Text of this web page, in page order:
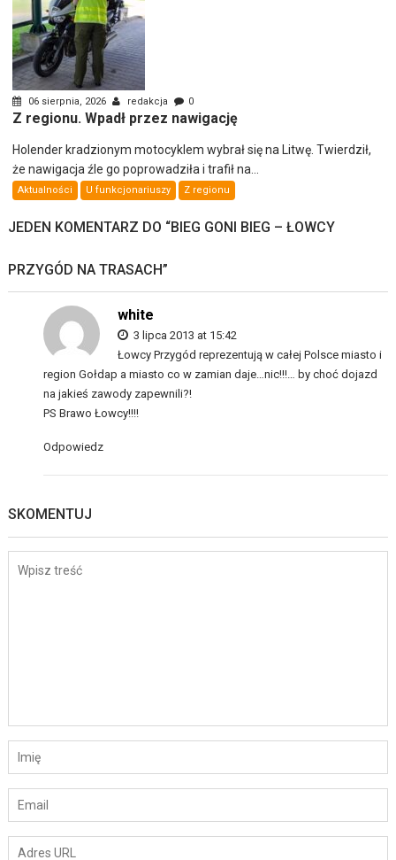
06 sierpnia, 2026 redakcja 0
Z regionu. Wpadł przez nawigację
Holender kradzionym motocyklem wybrał się na Litwę. Twierdził,
że nawigacja źle go poprowadziła i trafił na...
Aktualności U funkcjonariuszy Z regionu
JEDEN KOMENTARZ DO “BIEG GONI BIEG – ŁOWCY
PRZYGÓD NA TRASACH”
white
3 lipca 2013 at 15:42
Łowcy Przygód reprezentują w całej Polsce miasto i
region Gołdap a miasto co w zamian daje…nic!!!… by choć dojazd
na jakieś zawody zapewnili?!
PS Brawo Łowcy!!!!
Odpowiedz
SKOMENTUJ